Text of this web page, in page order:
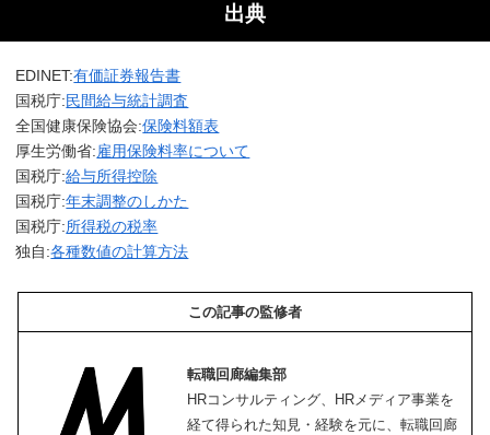
出典
EDINET:有価証券報告書
国税庁:民間給与統計調査
全国健康保険協会:保険料額表
厚生労働省:雇用保険料率について
国税庁:給与所得控除
国税庁:年末調整のしかた
国税庁:所得税の税率
独自:各種数値の計算方法
この記事の監修者
転職回廊編集部
HRコンサルティング、HRメディア事業を
経て得られた知見・経験を元に、転職回廊